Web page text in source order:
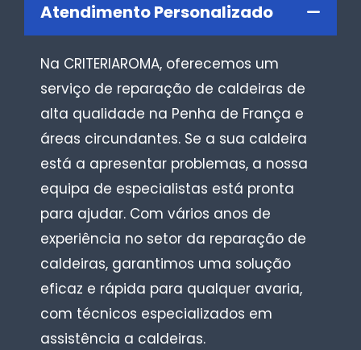
Atendimento Personalizado
Na CRITERIAROMA, oferecemos um
serviço de reparação de caldeiras de
alta qualidade na Penha de França e
áreas circundantes. Se a sua caldeira
está a apresentar problemas, a nossa
equipa de especialistas está pronta
para ajudar. Com vários anos de
experiência no setor da reparação de
caldeiras, garantimos uma solução
eficaz e rápida para qualquer avaria,
com técnicos especializados em
assistência a caldeiras.